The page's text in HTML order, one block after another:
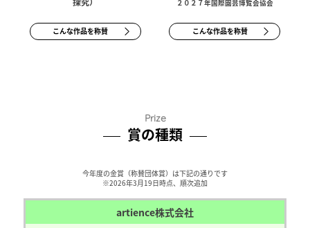
こんな作品を称賛
２０２７年国際園芸博覧会協会
こんな作品を称賛
Prize
賞の種類
今年度の金賞（称賛団体賞）は下記の通りです
※2026年3月19日時点、順次追加
artience株式会社